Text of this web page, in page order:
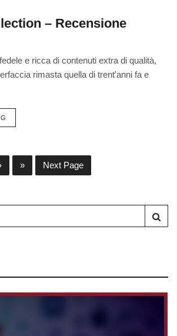
– Recensione
e ricca di contenuti extra di qualità,
rimasta quella di trent'anni fa e
» Next Page